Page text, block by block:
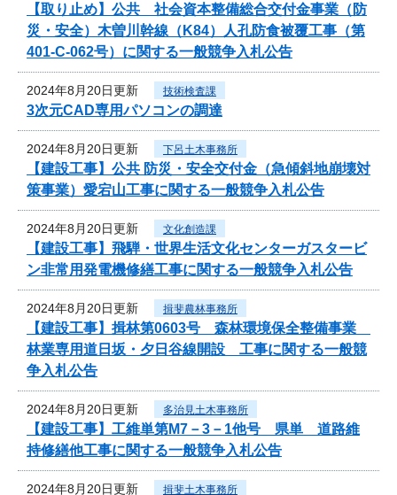
【取り止め】公共 社会資本整備総合交付金事業（防
災・安全）木曽川幹線（K84）人孔防食被覆工事（第
401-C-062号）に関する一般競争入札公告
2024年8月20日更新 技術検査課
3次元CAD専用パソコンの調達
2024年8月20日更新 下呂土木事務所
【建設工事】公共 防災・安全交付金（急傾斜地崩壊対
策事業）愛宕山工事に関する一般競争入札公告
2024年8月20日更新 文化創造課
【建設工事】飛騨・世界生活文化センターガスタービ
ン非常用発電機修繕工事に関する一般競争入札公告
2024年8月20日更新 揖斐農林事務所
【建設工事】揖林第0603号 森林環境保全整備事業
林業専用道日坂・夕日谷線開設 工事に関する一般競
争入札公告
2024年8月20日更新 多治見土木事務所
【建設工事】工維単第M7－3－1他号 県単 道路維
持修繕他工事に関する一般競争入札公告
2024年8月20日更新 揖斐土木事務所